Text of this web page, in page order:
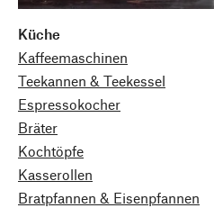
Küche
Kaffeemaschinen
Teekannen & Teekessel
Espressokocher
Bräter
Kochtöpfe
Kasserollen
Bratpfannen & Eisenpfannen